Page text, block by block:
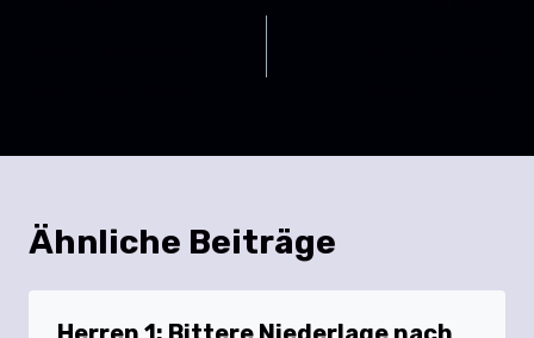
Ähnliche Beiträge